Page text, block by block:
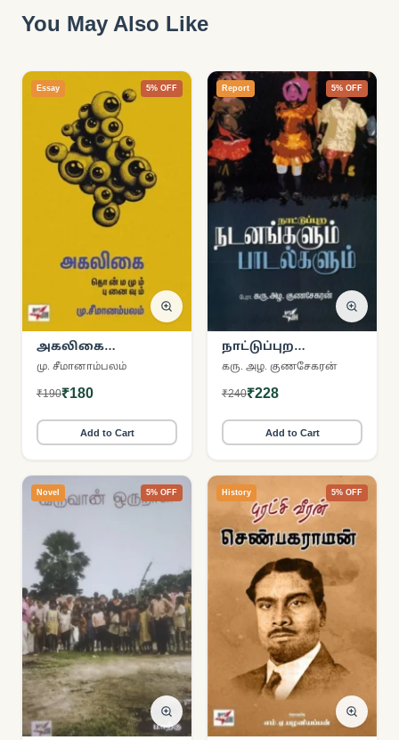
You May Also Like
Essay 5% OFF
அகலிகை
தொன்மமும்
மு. சீமானாம்பலம்
₹190₹180
Add to Cart
Report 5% OFF
நாட்டுப்புற
நடனங்களும்
கரு. அழ. குணசேகரன்
₹240₹228
Add to Cart
Novel 5% OFF History 5% OFF